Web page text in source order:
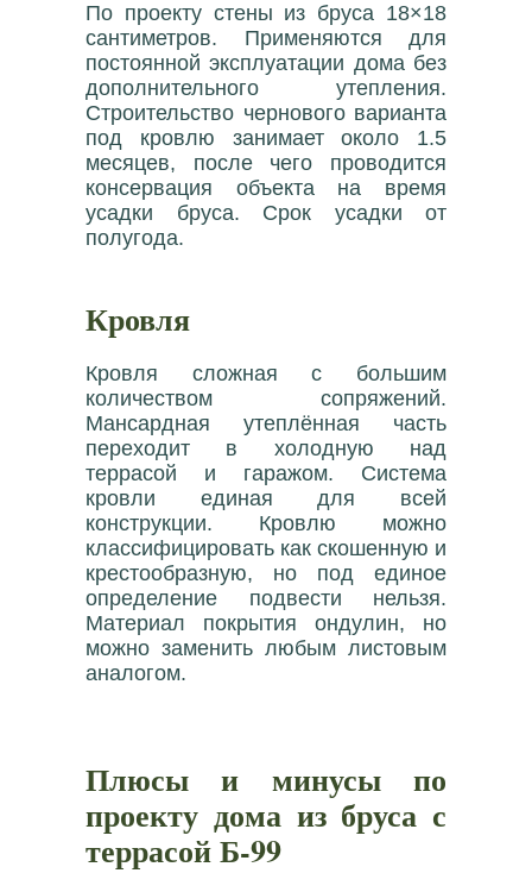
По проекту стены из бруса 18×18
сантиметров. Применяются для
постоянной эксплуатации дома без
дополнительного утепления.
Строительство чернового варианта
под кровлю занимает около 1.5
месяцев, после чего проводится
консервация объекта на время
усадки бруса. Срок усадки от
полугода.
Кровля
Кровля сложная с большим
количеством сопряжений.
Мансардная утеплённая часть
переходит в холодную над
террасой и гаражом. Система
кровли единая для всей
конструкции. Кровлю можно
классифицировать как скошенную и
крестообразную, но под единое
определение подвести нельзя.
Материал покрытия ондулин, но
можно заменить любым листовым
аналогом.
Плюсы и минусы по
проекту дома из бруса с
террасой Б-99